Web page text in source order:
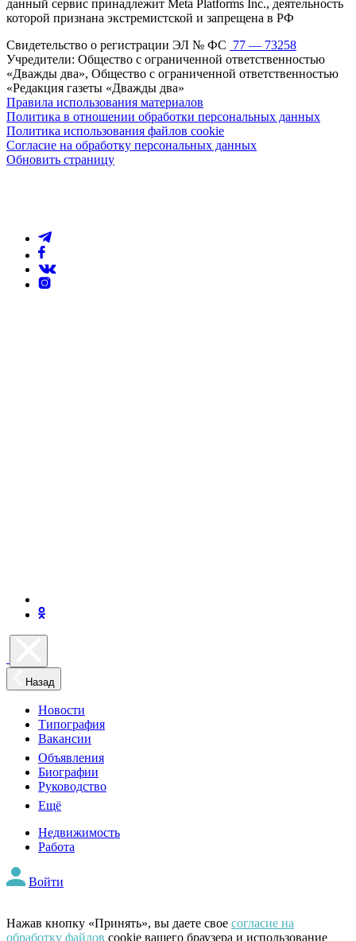
данный сервис принадлежит Meta Platforms Inc., деятельность
которой признана экстремистской и запрещена в РФ
Свидетельство о регистрации ЭЛ № ФС 77 — 73258
Учредители: Общество с ограниченной ответственностью
«Дважды два», Общество с ограниченной ответственностью
«Редакция газеты «Дважды два»
Правила использования материалов
Политика в отношении обработки персональных данных
Политика использования файлов cookie
Согласие на обработку персональных данных
Обновить страницу
Назад
Новости
Типография
Вакансии
Объявления
Биографии
Руководство
Ещё
Недвижимость
Работа
Войти
Нажав кнопку «Принять», вы даете свое согласие на
обработку файлов cookie вашего браузера и использование